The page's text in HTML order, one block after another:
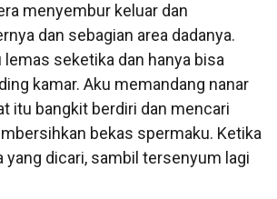
menyembur keluar dan
dan sebagian area dadanya.
seketika dan hanya bisa
kamar. Aku memandang nanar
itu bangkit berdiri dan mencari
bekas spermaku. Ketika
yang dicari, sambil tersenyum lagi